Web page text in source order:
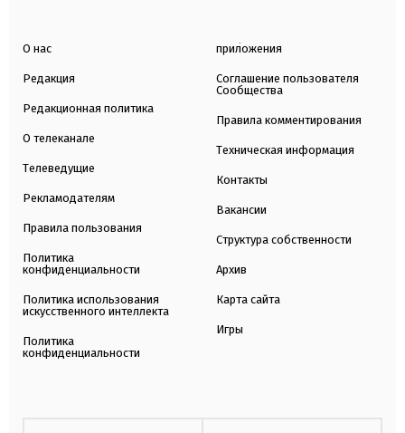
О нас
Редакция
Редакционная политика
О телеканале
Телеведущие
Рекламодателям
Правила пользования
Политика
конфиденциальности
Политика использования
искусственного интеллекта
Политика
конфиденциальности
приложения
Соглашение пользователя
Сообщества
Правила комментирования
Техническая информация
Контакты
Вакансии
Структура собственности
Архив
Карта сайта
Игры